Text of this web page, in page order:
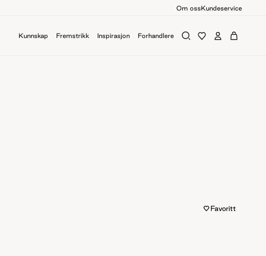
Om ossKundeservice
Kunnskap Fremstrikk Inspirasjon Forhandlere
Favoritt